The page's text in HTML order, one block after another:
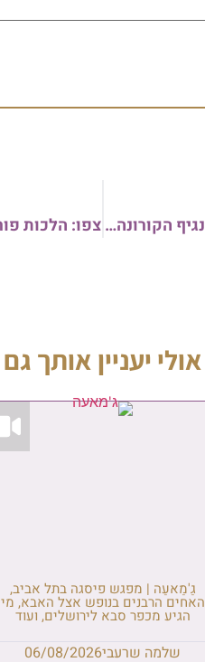
לקראת שבת: פרשת תרומה – זכור בצל נגיף הקורונה – עם מגיד המישרים הרב בועז שלום שליט"א • צפו
אולי יעניין אותך גם
גַ'מַאעַה | מפגש פיסגה בתל אביב,
האחים הרבנים בנופש אצל האבא, מי
הגיע מכפר סבא לירושלים, ועוד
שלמה שרעבי06/08/2026